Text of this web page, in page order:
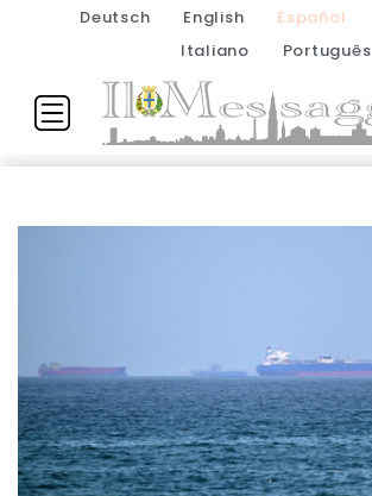
Deutsch English Español
Italiano
Português